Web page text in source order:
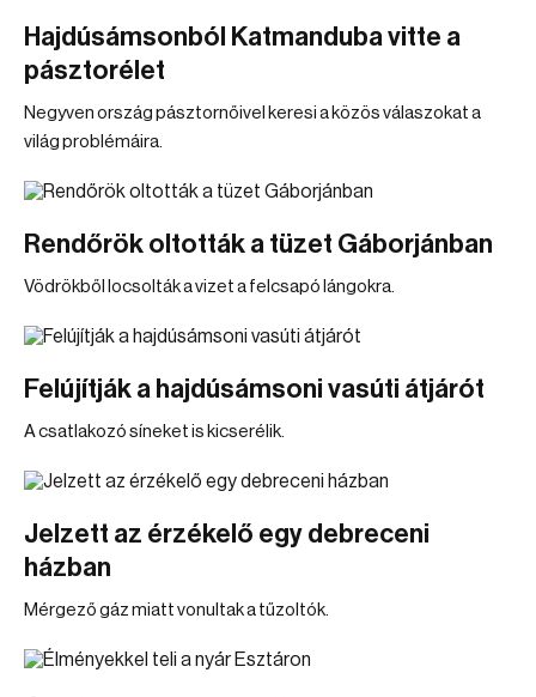
Hajdúsámsonból Katmanduba vitte a
pásztorélet
Negyven ország pásztornőivel keresi a közös válaszokat a
világ problémáira.
Rendőrök oltották a tüzet Gáborjánban
Vödrökből locsolták a vizet a felcsapó lángokra.
Felújítják a hajdúsámsoni vasúti átjárót
A csatlakozó síneket is kicserélik.
Jelzett az érzékelő egy debreceni
házban
Mérgező gáz miatt vonultak a tűzoltók.